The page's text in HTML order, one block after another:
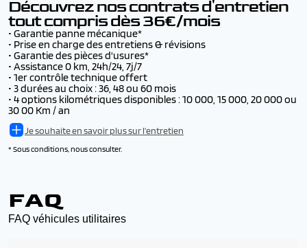
Découvrez nos contrats d'entretien
tout compris dès 36€/mois
• Garantie panne mécanique*
• Prise en charge des entretiens & révisions
• Garantie des pièces d'usures*
• Assistance 0 km, 24h/24, 7j/7
• 1er contrôle technique offert
• 3 durées au choix : 36, 48 ou 60 mois
• 4 options kilométriques disponibles : 10 000, 15 000, 20 000 ou
30 00 Km / an
Je souhaite en savoir plus sur l'entretien
* Sous conditions, nous consulter.
FAQ
FAQ véhicules utilitaires